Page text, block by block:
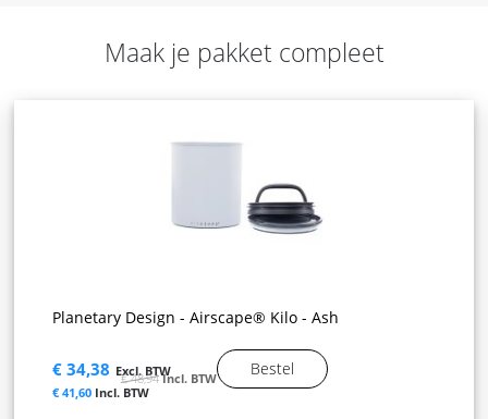
Maak je pakket compleet
Planetary Design - Airscape® Kilo - Ash
€ 34,38
€ 41,60
€ 48,94 Bestel